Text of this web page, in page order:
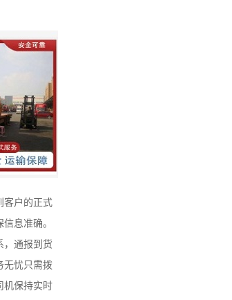
客户的正式
息准确。
，通报到货
无忧只需拨
机保持实时